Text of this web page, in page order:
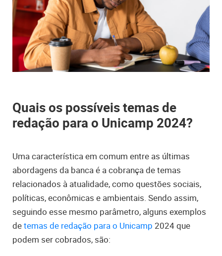
Quais os possíveis temas de
redação para o Unicamp 2024?
Uma característica em comum entre as últimas
abordagens da banca é a cobrança de temas
relacionados à atualidade, como questões sociais,
políticas, econômicas e ambientais. Sendo assim,
seguindo esse mesmo parâmetro, alguns exemplos
detemas de redação para o Unicamp 2024 que
podem ser cobrados, são: